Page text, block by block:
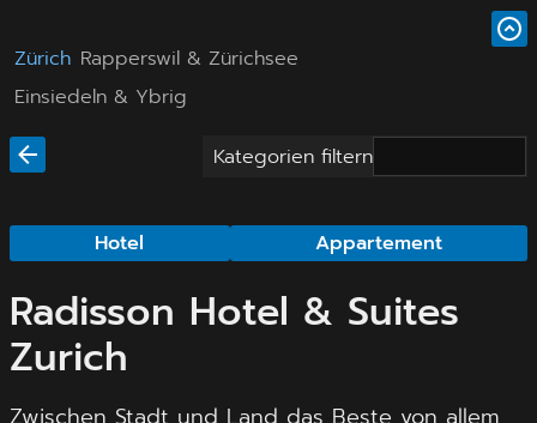
Zürich Rapperswil & Zürichsee
Einsiedeln & Ybrig
Kategorien filtern
Hotel Appartement
Radisson Hotel & Suites
Zurich